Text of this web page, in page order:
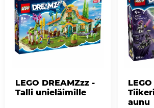
LEGO DREAMZzz -
Talli unieläimille
aunu